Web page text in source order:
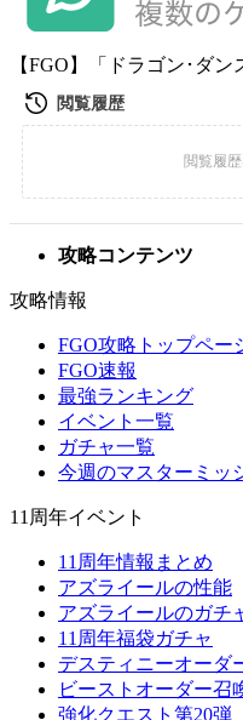
【FGO】「ドラゴン･ダ
攻略コンテンツ
攻略情報
FGO攻略トップペー
FGO速報
最強ランキング
イベント一覧
ガチャ一覧
今週のマスターミッ
11周年イベント
11周年情報まとめ
アズライールの性能
アズライールのガチ
11周年福袋ガチャ
デスティニーオーダ
ビーストオーダー召
強化クエスト第20弾